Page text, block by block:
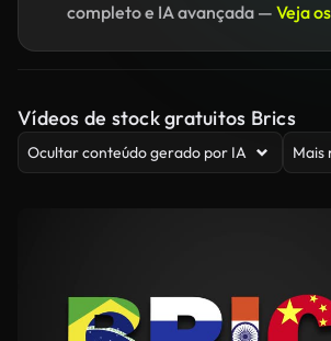
completo e IA avançada — Veja
Vídeos de stock gratuitos Brics
Ocultar conteúdo gerado por IA Mais